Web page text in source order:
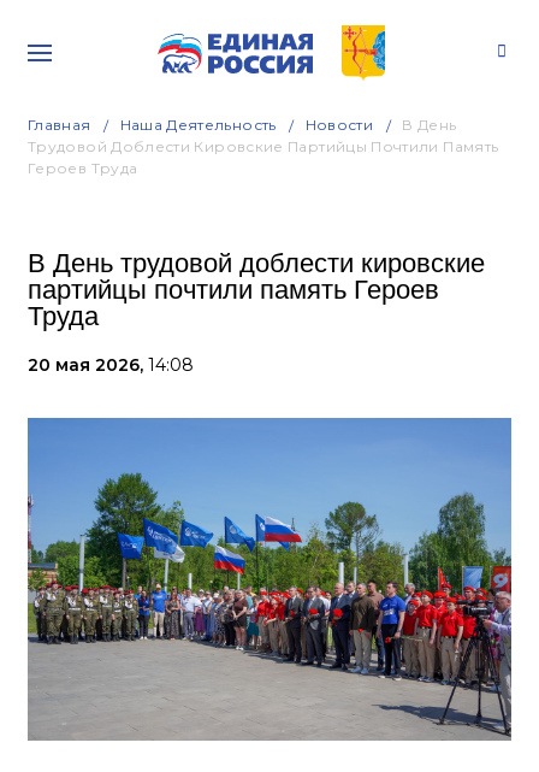
Главная Наша Деятельность Новости
В День
Трудовой Доблести Кировские Партийцы Почтили Память
Героев Труда
В День трудовой доблести кировские
партийцы почтили память Героев
Труда
20 мая 2026, 14:08